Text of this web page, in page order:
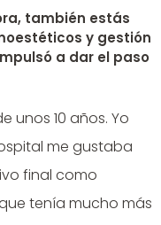
también estás
y gestión
a dar el paso
unos 10 años. Yo
me gustaba
final como
tenía mucho más